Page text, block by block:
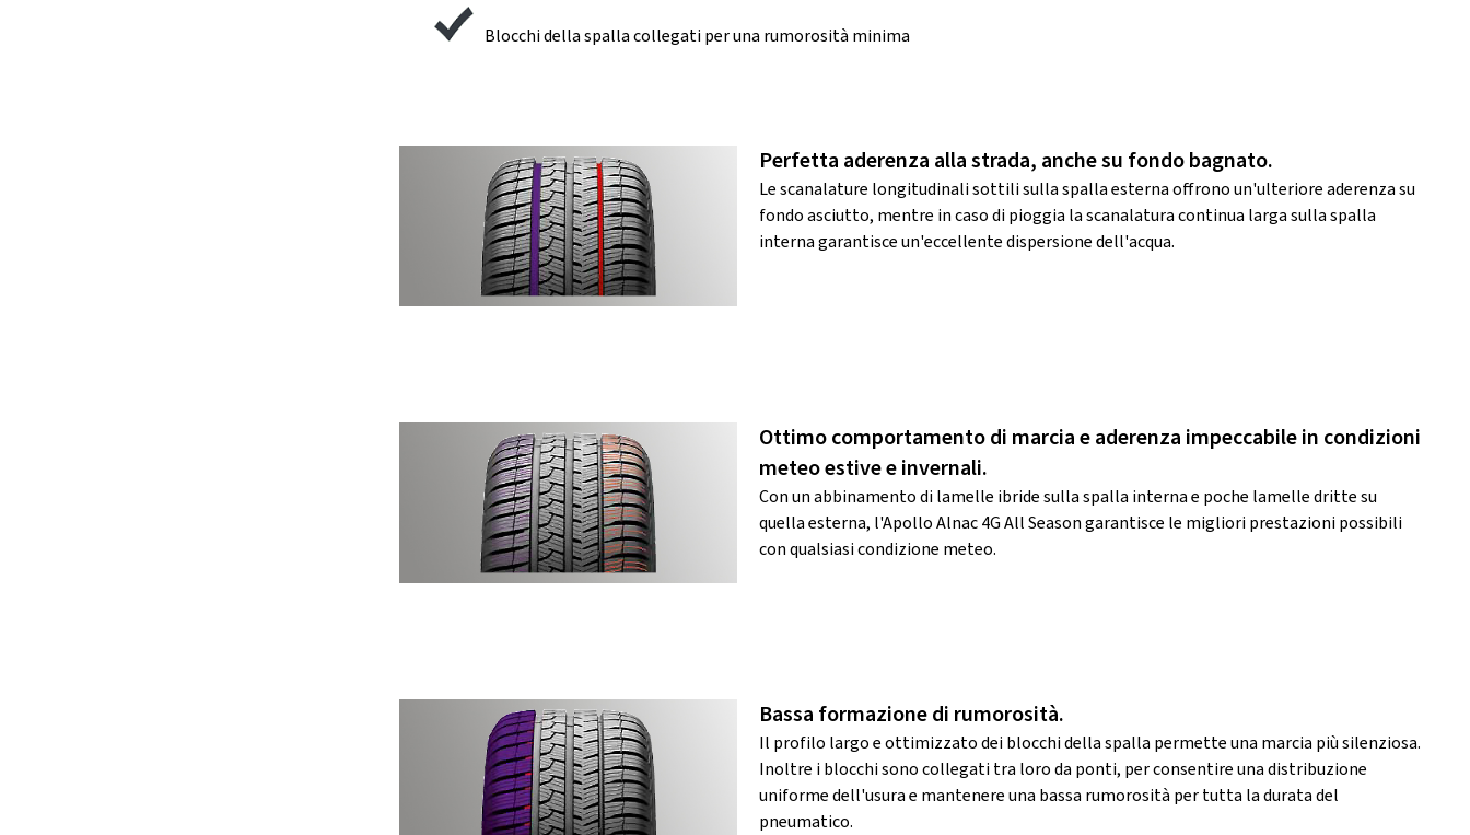
Blocchi della spalla collegati per una rumorosità minima
Perfetta aderenza alla strada, anche su fondo bagnato.
Le scanalature longitudinali sottili sulla spalla esterna offrono un'ulteriore aderenza su
fondo asciutto, mentre in caso di pioggia la scanalatura continua larga sulla spalla
interna garantisce un'eccellente dispersione dell'acqua.
Ottimo comportamento di marcia e aderenza impeccabile in condizioni
meteo estive e invernali.
Con un abbinamento di lamelle ibride sulla spalla interna e poche lamelle dritte su
quella esterna, l'Apollo Alnac 4G All Season garantisce le migliori prestazioni possibili
con qualsiasi condizione meteo.
Bassa formazione di rumorosità.
Il profilo largo e ottimizzato dei blocchi della spalla permette una marcia più silenziosa.
Inoltre i blocchi sono collegati tra loro da ponti, per consentire una distribuzione
uniforme dell'usura e mantenere una bassa rumorosità per tutta la durata del
pneumatico.